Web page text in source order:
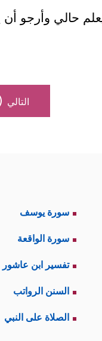
حالي وأرجو
التالي
سورة يوسف
سورة الواقعة
تفسير ابن عاشور
السنن الرواتب
الصلاة على النبي